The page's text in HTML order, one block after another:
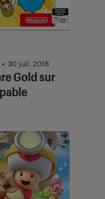
Gold sur
• 30 juil. 2018